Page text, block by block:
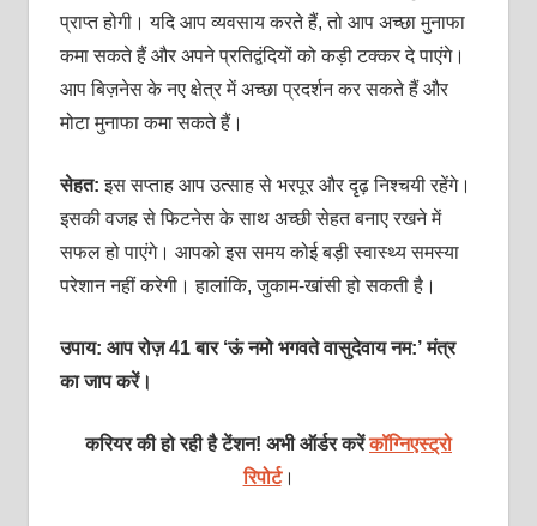
प्राप्‍त होगी। यदि आप व्‍यवसाय करते हैं, तो आप अच्‍छा मुनाफा
कमा सकते हैं और अपने प्रतिद्वंदियों को कड़ी टक्‍कर दे पाएंगे।
आप बिज़नेस के नए क्षेत्र में अच्‍छा प्रदर्शन कर सकते हैं और
मोटा मुनाफा कमा सकते हैं।
सेहत: इस सप्‍ताह आप उत्‍साह से भरपूर और दृढ़ निश्‍चयी रहेंगे।
इसकी वजह से फिटनेस के साथ अच्‍छी सेहत बनाए रखने में
सफल हो पाएंगे। आपको इस समय कोई बड़ी स्‍वास्‍थ्‍य समस्‍या
परेशान नहीं करेगी। हालांकि, जुकाम-खांसी हो सकती है।
उपाय: आप रोज़ 41 बार ‘ऊं नमो भगवते वासुदेवाय नम:’ मंत्र
का जाप करें।
करियर की हो रही है टेंशन! अभी ऑर्डर करेंकॉग्निएस्ट्रो
रिपोर्ट।